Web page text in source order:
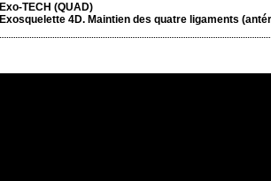
Exo-TECH (QUAD)
Exosquelette 4D. Maintien des quatre ligaments